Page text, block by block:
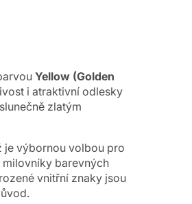
Yellow (Golden
i atraktivní odlesky
zlatým
je výbornou volbou pro
barevných
vnitřní znaky jsou